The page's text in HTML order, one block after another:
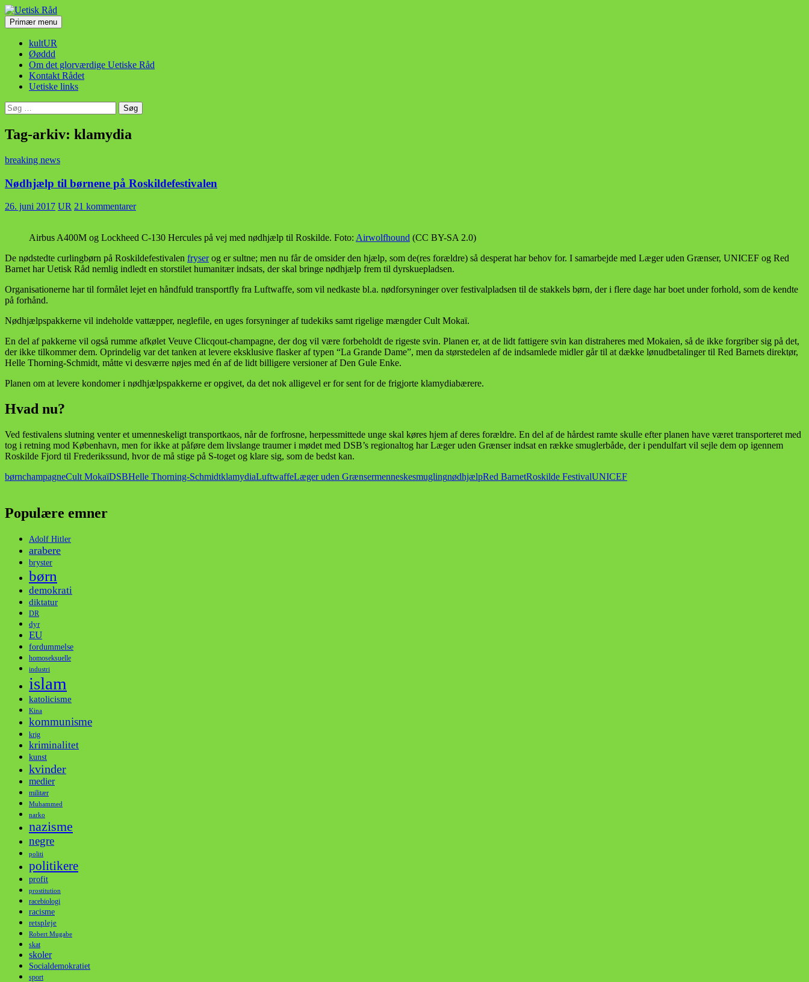
Hop
til
indhold
Uetisk Råd
SøgPrimær menu
kultUR
Øøddd
Om det glorværdige Uetiske Råd
Kontakt Rådet
Uetiske links
Søg
efter:
Tag-arkiv: klamydia
breaking news
Nødhjælp til børnene på Roskildefestivalen
26. juni 2017 UR 21 kommentarer
Airbus A400M og Lockheed C-130 Hercules på vej med nødhjælp til Roskilde. Foto: Airwolfhound (CC BY-SA 2.0)
De nødstedte curlingbørn på Roskildefestivalen fryserog er sultne; men nu får de omsider den hjælp, som de(res forældre) så desperat har behov for. I samarbejde med Læger uden Grænser, UNICEF og Red
Barnet har Uetisk Råd nemlig indledt en storstilet humanitær indsats, der skal bringe nødhjælp frem til dyrskuepladsen.
Organisationerne har til formålet lejet en håndfuld transportfly fra Luftwaffe, som vil nedkaste bl.a. nødforsyninger over festivalpladsen til de stakkels børn, der i flere dage har boet under forhold, som de kendte
på forhånd.
Nødhjælpspakkerne vil indeholde vattæpper, neglefile, en uges forsyninger af tudekiks samt rigelige mængder Cult Mokaï.
En del af pakkerne vil også rumme afkølet Veuve Clicqout-champagne, der dog vil være forbeholdt de rigeste svin. Planen er, at de lidt fattigere svin kan distraheres med Mokaien, så de ikke forgriber sig på det,
der ikke tilkommer dem. Oprindelig var det tanken at levere eksklusive flasker af typen “La Grande Dame”, men da størstedelen af de indsamlede midler går til at dække lønudbetalinger til Red Barnets direktør,
Helle Thorning-Schmidt, måtte vi desværre nøjes med én af de lidt billigere versioner af Den Gule Enke.
Planen om at levere kondomer i nødhjælpspakkerne er opgivet, da det nok alligevel er for sent for de frigjorte klamydiabærere.
Hvad nu?
Ved festivalens slutning venter et umenneskeligt transportkaos, når de forfrosne, herpessmittede unge skal køres hjem af deres forældre. En del af de hårdest ramte skulle efter planen have været transporteret med
tog i retning mod København, men for ikke at påføre dem livslange traumer i mødet med DSB’s regionaltog har Læger uden Grænser indsat en række smuglerbåde, der i pendulfart vil sejle dem op igennem
Roskilde Fjord til Frederikssund, hvor de må stige på S-toget og klare sig, som de bedst kan.
børnchampagneCult MokaïDSBHelle Thorning-SchmidtklamydiaLuftwaffeLæger uden GrænsermenneskesmuglingnødhjælpRed BarnetRoskilde FestivalUNICEF
Populære emner
Adolf Hitler
arabere
bryster
børn
demokrati
diktatur
DR
dyr
EU
fordummelse
homoseksuelle
industri
islam
katolicisme
Kina
kommunisme
krig
kriminalitet
kunst
kvinder
medier
militær
Muhammed
narko
nazisme
negre
politi
politikere
profit
prostitution
racebiologi
racisme
retspleje
Robert Mugabe
skat
skoler
Socialdemokratiet
sport